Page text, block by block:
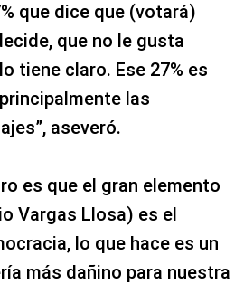
que dice que (votará)
que no le gusta
tiene claro. Ese 27% es
las
aseveró.
es que el gran elemento
Vargas Llosa) es el
lo que hace es un
más dañino para nuestra